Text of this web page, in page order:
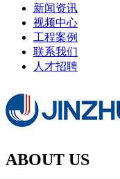
新闻资讯
视频中心
工程案例
联系我们
人才招聘
ABOUT US